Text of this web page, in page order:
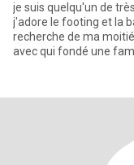
je suis quelqu'un de
j'adore le footing et la
recherche de ma
avec qui fondé une